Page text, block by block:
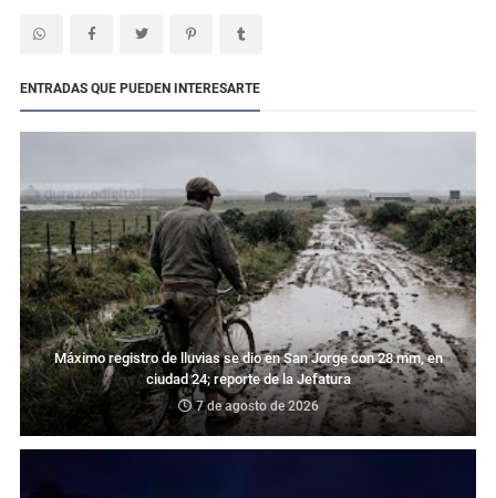
ENTRADAS QUE PUEDEN INTERESARTE
Máximo registro de lluvias se dio en San Jorge con 28 mm, en
ciudad 24; reporte de la Jefatura
7 de agosto de 2026